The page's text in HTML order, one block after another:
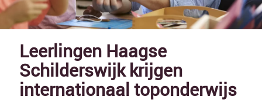
Leerlingen Haagse
Schilderswijk krijgen
internationaal toponderwijs